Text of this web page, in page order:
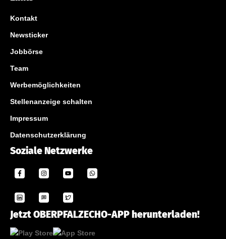
Kontakt
Newsticker
Jobbörse
Team
Werbemöglichkeiten
Stellenanzeige schalten
Impressum
Datenschutzerklärung
Soziale Netzwerke
Jetzt OBERPFALZECHO-APP herunterladen!